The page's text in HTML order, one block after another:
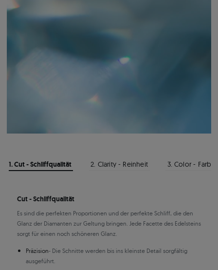
1. Cut - Schliffqualität 2. Clarity - Reinheit 3. Color - Farbe
Cut - Schliffqualität
Es sind die perfekten Proportionen und der perfekte Schliff, die den
Glanz der Diamanten zur Geltung bringen. Jede Facette des Edelsteins
sorgt für einen noch schöneren Glanz.
Präzision- Die Schnitte werden bis ins kleinste Detail sorgfältig
ausgeführt.